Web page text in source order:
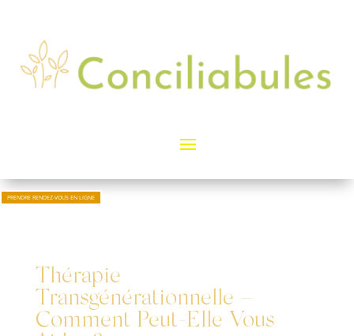
PRENDRE RENDEZ-VOUS EN LIGNE
Thérapie
Transgénérationnelle –
Comment Peut-Elle Vous